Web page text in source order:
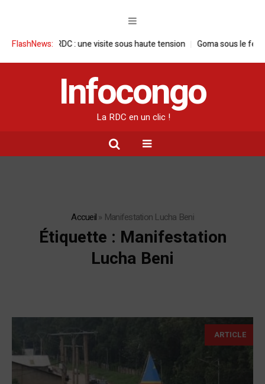
FlashNews:
en RDC : une visite sous haute tension Goma sous le feu : la
Infocongo
La RDC en un clic !
Accueil» Manifestation Lucha Beni
Étiquette : Manifestation
Lucha Beni
ARTICLE